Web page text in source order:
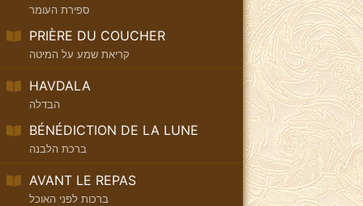
ספירת העומר
PRIÈRE DU COUCHER
קריאת שמע על המיטה
HAVDALA
הבדלה
BÉNÉDICTION DE LA LUNE
ברכת הלבנה
AVANT LE REPAS
ברכות לפני האוכל